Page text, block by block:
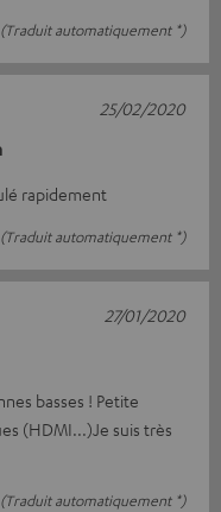
(Traduit automatiquement *)
rapidement
(Traduit automatiquement *)
25/02/2020
basses ! Petite
(HDMI...)Je suis très
(Traduit automatiquement *)
27/01/2020